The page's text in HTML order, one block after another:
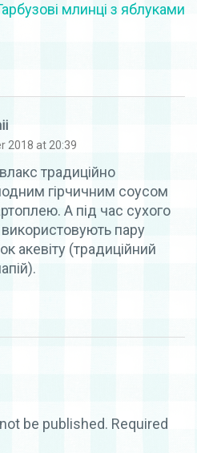
млинці з яблуками
2018 at 20:39
традиційно
гірчичним соусом
А під час сухого
пару
акевіту (традиційний
be published. Required